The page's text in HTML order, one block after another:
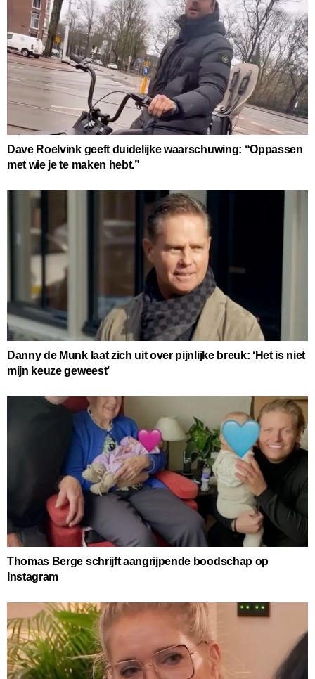
Dave Roelvink geeft duidelijke waarschuwing: “Oppassen
met wie je te maken hebt.”
Danny de Munk laat zich uit over pijnlijke breuk: ‘Het is niet
mijn keuze geweest’
Thomas Berge schrijft aangrijpende boodschap op
Instagram